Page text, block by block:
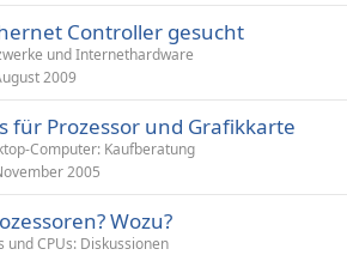
Controller gesucht
und Internethardware
2009
für Prozessor und Grafikkarte
Computer: Kaufberatung
2005
Wozu?
und CPUs: Diskussionen